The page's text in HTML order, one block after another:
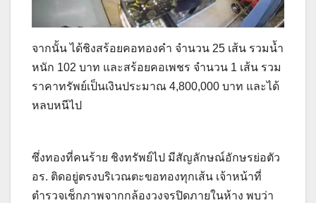
จากนั้น ได้ชิงสร้อยคอทองคำ จำนวน 25 เส้น รวมน้ำ
หนัก 102 บาท และสร้อยคอเพชร จำนวน 1 เส้น รวม
ราคาทรัพย์เป็นเงินประมาณ 4,800,000 บาท และได้
หลบหนีไป
ซึ่งทองที่คนร้าย ชิงทรัพย์ไป มีสัญลักษณ์อักษรย่อตัว
อร. ติดอยู่ตรงบริเวณตะขอทองทุกเส้น เจ้าหน้าที่
ตำรวจเช็กภาพจากกล้องวงจรปิดภายในห้าง พบว่า